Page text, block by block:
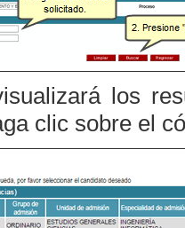
los
clic sobre el